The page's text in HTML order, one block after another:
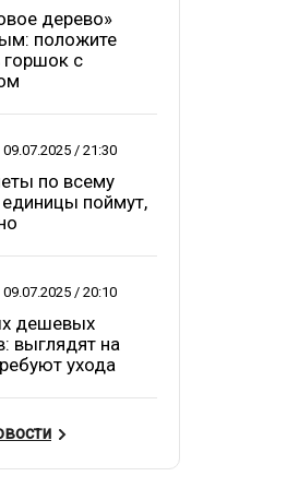
дерево»
положите
горшок с
09.07.2025 / 21:30
по всему
поймут,
09.07.2025 / 20:10
дешевых
выглядят на
ухода